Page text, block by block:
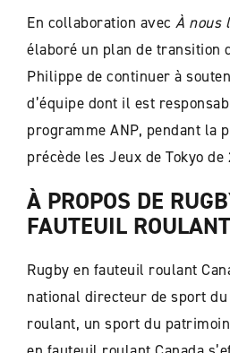
En collaboration avecÀ nous
élaboré un plan de transition
Philippe de continuer à
d’équipe dont il est
programme ANP, pendant la
précède les Jeux de Tokyo de
À PROPOS DE
FAUTEUIL
Rugby en fauteuil roulant
national directeur de sport
roulant, un sport du